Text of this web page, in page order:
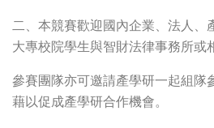
二、本競賽歡迎國內企業、法人、
大專校院學生與智財法律事務所或
參賽團隊亦可邀請產學研一起組隊
藉以促成產學研合作機會。